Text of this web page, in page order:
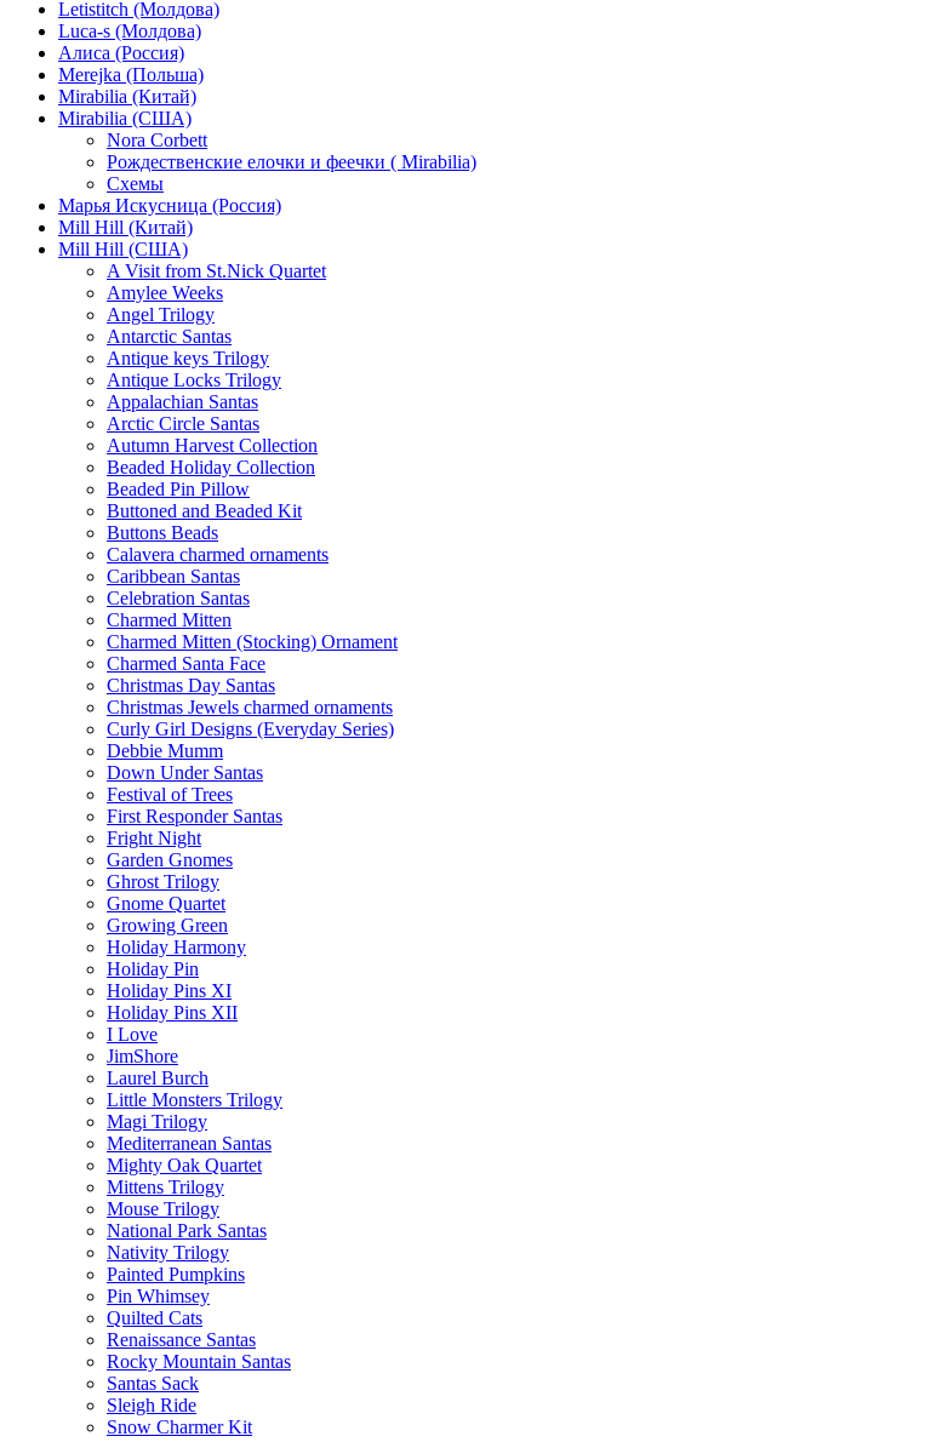
Letistitch (Молдова)
Luca-s (Молдова)
Алиса (Россия)
Merejka (Польша)
Mirabilia (Китай)
Mirabilia (США)
Nora Corbett
Рождественские елочки и феечки ( Mirabilia)
Схемы
Марья Искусница (Россия)
Mill Hill (Китай)
Mill Hill (США)
A Visit from St.Nick Quartet
Amylee Weeks
Angel Trilogy
Antarctic Santas
Antique keys Trilogy
Antique Locks Trilogy
Appalachian Santas
Arctic Circle Santas
Autumn Harvest Collection
Beaded Holiday Collection
Beaded Pin Pillow
Buttoned and Beaded Kit
Buttons Beads
Calavera charmed ornaments
Caribbean Santas
Celebration Santas
Charmed Mitten
Charmed Mitten (Stocking) Ornament
Charmed Santa Face
Christmas Day Santas
Christmas Jewels charmed ornaments
Curly Girl Designs (Everyday Series)
Debbie Mumm
Down Under Santas
Festival of Trees
First Responder Santas
Fright Night
Garden Gnomes
Ghrost Trilogy
Gnome Quartet
Growing Green
Holiday Harmony
Holiday Pin
Holiday Pins XI
Holiday Pins XII
I Love
JimShore
Laurel Burch
Little Monsters Trilogy
Magi Trilogy
Mediterranean Santas
Mighty Oak Quartet
Mittens Trilogy
Mouse Trilogy
National Park Santas
Nativity Trilogy
Painted Pumpkins
Pin Whimsey
Quilted Cats
Renaissance Santas
Rocky Mountain Santas
Santas Sack
Sleigh Ride
Snow Charmer Kit